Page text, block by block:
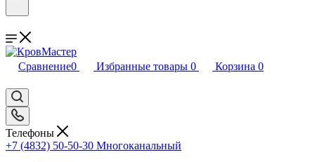
Сравнение0 Избранные товары 0 Корзина 0
Телефоны
+7 (4832) 50-50-30 Многоканальный